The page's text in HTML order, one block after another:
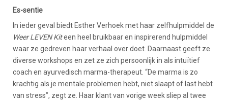
Es-sentie
In ieder geval biedt Esther Verhoek met haar zelfhulpmiddel de
Weer LEVEN Kiteen heel bruikbaar en inspirerend hulpmiddel
waar ze gedreven haar verhaal over doet. Daarnaast geeft ze
diverse workshops en zet ze zich persoonlijk in als intuïtief
coach en ayurvedisch marma-therapeut. “De marma is zo
krachtig als je mentale problemen hebt, niet slaapt of last hebt
van stress”, zegt ze. Haar klant van vorige week sliep al twee